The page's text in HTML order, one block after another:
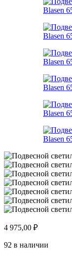
4 975,00 ₽
92 в наличии